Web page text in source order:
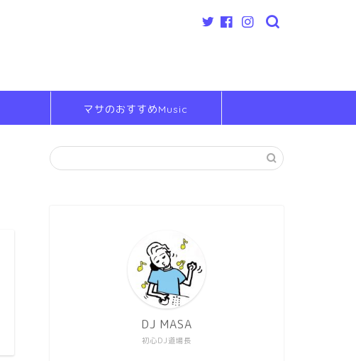
マサのおすすめMusic
初心DJ道場長
DJ MASA